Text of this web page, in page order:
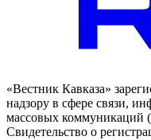
«Вестник Кавказа»
надзору в сфере связи,
массовых коммуникаций
Свидетельство о